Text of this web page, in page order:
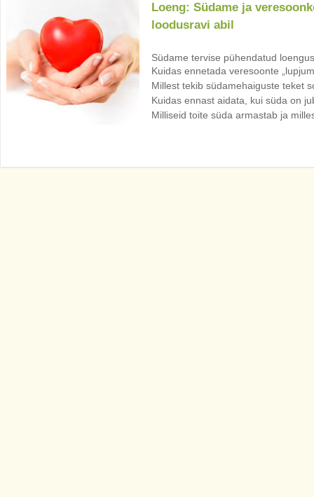
Loeng: Südame ja
loodusravi abil
Südame tervise pühendatud
Kuidas ennetada veresoonte
Millest tekib südamehaiguste teket
Kuidas ennast aidata, kui süda on
Milliseid toite süda armastab ja